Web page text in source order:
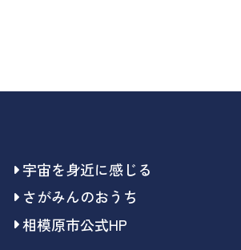
宇宙を身近に感じる
さがみんのおうち
相模原市公式HP